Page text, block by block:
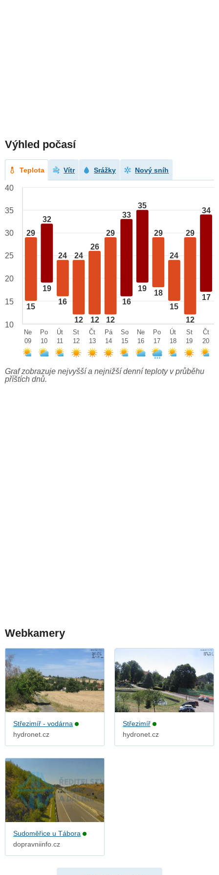
Výhled počasí
Teplota Vítr Srážky Nový sníh
29
15
32
19
24
16
24
12
26
12
29
12
33
16
35
19
29
18
24
15
29
12
34
17
40
35
30
25
20
15
10
Ne
09
Po
10
Út
11
St
12
Čt
13
Pá
14
So
15
Ne
16
Po
17
Út
18
St
19
Čt
20
Graf zobrazuje nejvyšší a nejnižší denní teploty v průběhu
příštích dnů.
Webkamery
Střezimíř - vodárna
hydronet.cz
Střezimíř
hydronet.cz
Sudoměřice u Tábora
dopravniinfo.cz